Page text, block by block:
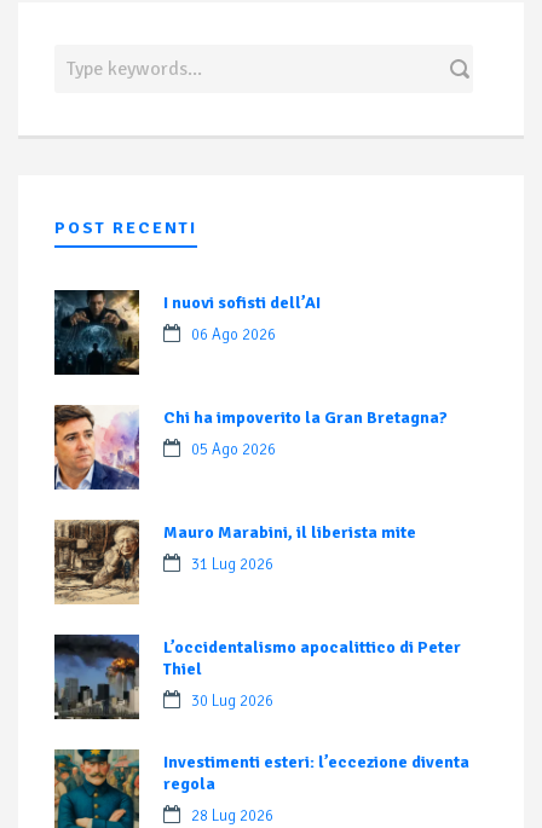
POST RECENTI
I nuovi sofisti dell’AI
06 Ago 2026
Chi ha impoverito la Gran Bretagna?
05 Ago 2026
Mauro Marabini, il liberista mite
31 Lug 2026
L’occidentalismo apocalittico di Peter
Thiel
30 Lug 2026
Investimenti esteri: l’eccezione diventa
regola
28 Lug 2026